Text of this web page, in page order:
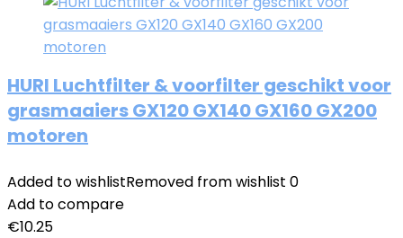
HURI Luchtfilter & voorfilter geschikt voor
grasmaaiers GX120 GX140 GX160 GX200
motoren
Added to wishlistRemoved from wishlist 0
Add to compare
€10.25